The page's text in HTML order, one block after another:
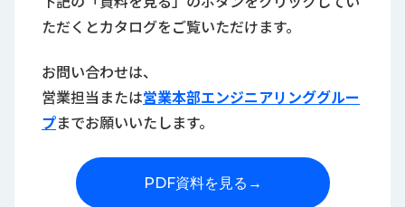
ただくとカタログをご覧いただけます。
お問い合わせは、
営業担当または営業本部エンジニアリンググルー
プまでお願いいたします。
PDF資料を見る →